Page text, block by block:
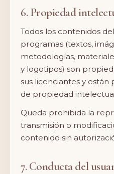
6. Propiedad
Todos los contenidos
programas (textos,
metodologías,
y logotipos) son
sus licenciantes y
de propiedad
Queda prohibida la
transmisión o
contenido sin
7. Conducta del